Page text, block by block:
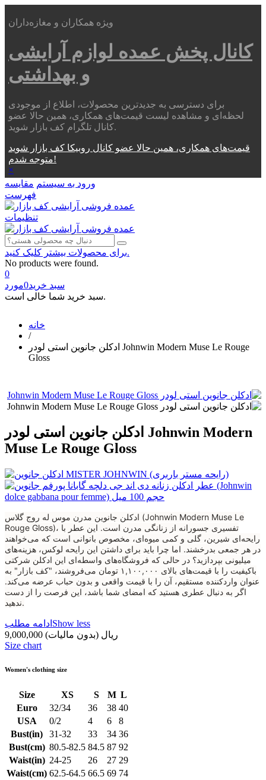
ویژه همکاران و مغازه‌داران
کانال پخش عمده لوازم آرایشی
و بهداشتی
برای دسترسی به جدیدترین محصولات، اطلاع از موجودی
لحظه‌ای و مشاهده لیست قیمت‌های همکاری، همین حالا عضو
کانال تلگرام کف بازار شوید.
قیمت‌های همکاری، همین حالا عضو کانال روبیکا کف بازار شوید
متوجه شدم!
×
ورود به سیستم مقایسه
فهرست
تنظیمات
برای محصولات بیشتر کلیک کنید.
No products were found.
0
سبد خرید0مورد
سبد خرید شما خالی است.
خانه
/
ادکلن جانوین استی لودر Johnwin Modern Muse Le Rouge
Gloss
ادکلن جانوین استی لودر Johnwin Modern
Muse Le Rouge Gloss
ادکلن جانوین مدرن موس له روج گلاس (Johnwin Modern Muse Le
Rouge Gloss)، تفسیری جسورانه از زنانگی مدرن است. این عطر با
رایحه‌ای شیرین، گلی و کمی میوه‌ای، مخصوص بانوانی است که می‌خواهند
در هر جمعی بدرخشند. اما چرا باید برای داشتن این رایحه لوکس، هزینه‌های
میلیونی بپردازید؟ در حالی که فروشگاه‌های واسطه‌ای این ادکلن شرکتی
باکیفیت را با قیمت‌های بالای ۱,۱۰۰,۰۰۰ تومان می‌فروشند، "کف بازار" به
عنوان واردکننده مستقیم، آن را با قیمت واقعی و بدون حباب عرضه می‌کند.
اگر به دنبال عطری هستید که امضای شما باشد، این فرصت را از دست
ندهید.
ادامه مطلب Show less
9,000,000 ریال (بدون مالیات)
Size chart
Women's clothing size
Size XS S M L
Euro
32/34 36 38 40
USA
0/2 4 6
8
Bust(in)
31-32 33 34 36
Bust(cm) 80.5-82.5 84.5 87 92
Waist(in) 24-25 26 27 29
Waist(cm) 62.5-64.5 66.5 69 74